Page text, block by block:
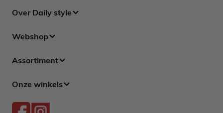
Over Daily style
Webshop
Assortiment
Onze winkels